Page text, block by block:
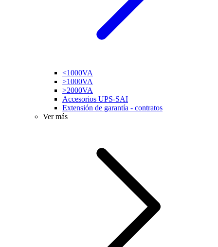
<1000VA
>1000VA
>2000VA
Accesorios UPS-SAI
Extensión de garantía - contratos
Ver más